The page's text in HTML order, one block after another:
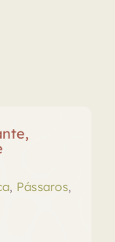
, Pássaros,